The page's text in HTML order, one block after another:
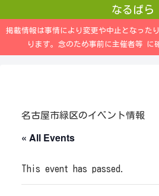
なるぱら
掲載情報は事情により変更や中止となった
ります。念のため事前に主催者等 に
名古屋市緑区のイベント情報
« All Events
This event has passed.